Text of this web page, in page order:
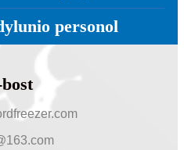
personol